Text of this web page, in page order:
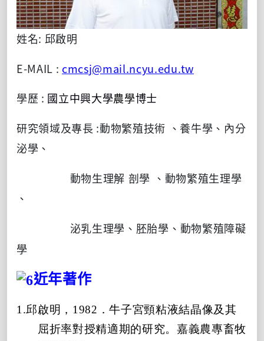
姓名: 邱啟明
E-MAIL : cmcsj@mail.ncyu.edu.tw
學歷 : 國立中興大學農學博士
研究領域及專長 :動物繁殖技術 、養牛學、內分
泌學、
動物生理解 剖學 、 動物繁殖生理學
、
泌乳生理學、胚胎學、 動物繁殖障礙
學
近年著作
1.邱啟明，1982．牛子宮頸粘液結晶像及其
屈折率對授精適期的研究。嘉義農專畜牧